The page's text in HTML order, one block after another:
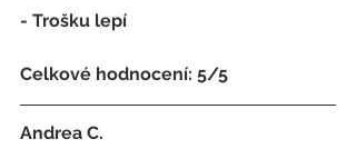
- Trošku lepí
Celkové hodnocení: 5/5
Andrea C.